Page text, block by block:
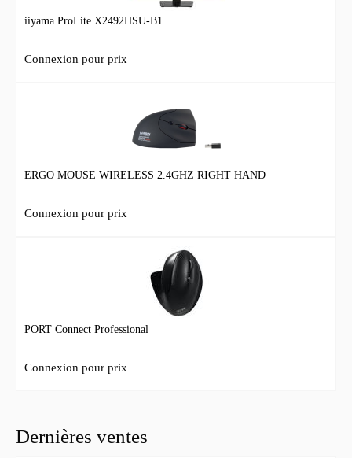
iiyama ProLite X2492HSU-B1
Connexion pour prix
ERGO MOUSE WIRELESS 2.4GHZ RIGHT HAND
Connexion pour prix
PORT Connect Professional
Connexion pour prix
Dernières ventes